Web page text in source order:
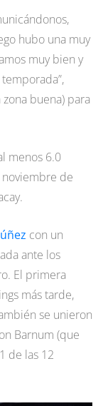
hubo una muy
muy bien y
buena) para
menos 6.0
de
con un
ante los
El primera
más tarde,
se unieron
Barnum (que
de las 12